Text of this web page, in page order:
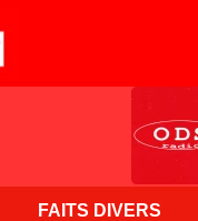
FAITS DIVERS